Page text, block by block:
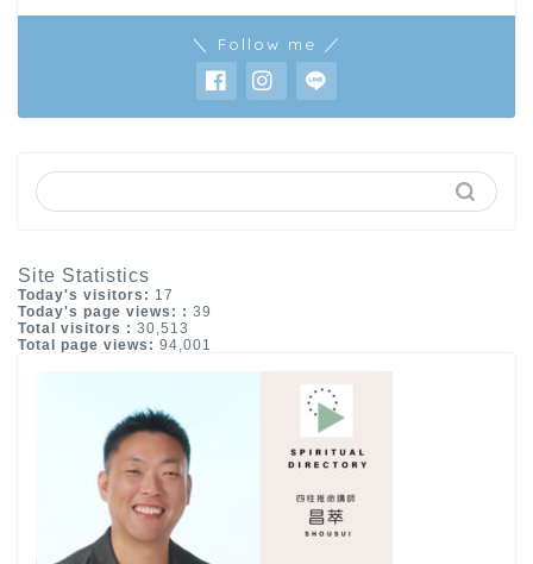
＼ Follow me ／
Site Statistics
Today's visitors: 17
Today's page views: : 39
Total visitors : 30,513
Total page views: 94,001